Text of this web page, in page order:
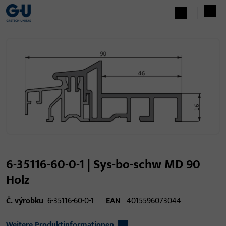
6-35116-60-0-1 | Sys-bo-schw MD 90
Holz
Č. výrobku 6-35116-60-0-1 EAN 4015596073044